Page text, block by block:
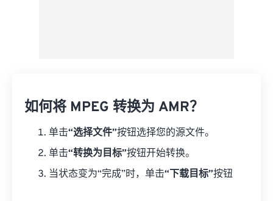
如何将 MPEG 转换为 AMR？
单击“选择文件”按钮选择您的源文件。
单击“转换为目标”按钮开始转换。
当状态变为“完成”时，单击“下载目标”按钮